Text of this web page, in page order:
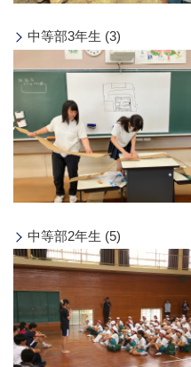
中等部3年生 (3)
中等部2年生 (5)